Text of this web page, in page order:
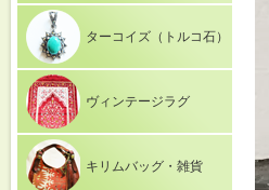
ターコイズ（トルコ石）
ヴィンテージラグ
キリムバッグ・雑貨